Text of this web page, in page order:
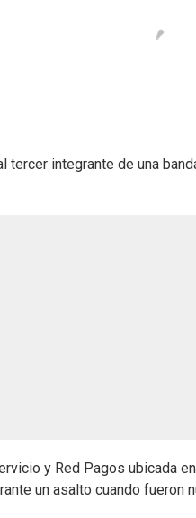
tercer integrante de una
y Red Pagos ubicada
un asalto cuando fueron